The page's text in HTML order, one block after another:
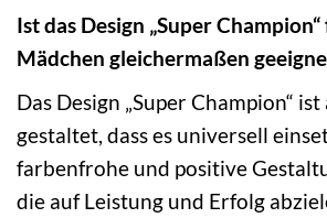
Ist das Design „Super
Mädchen gleichermaßen
Das Design „Super Champion“
gestaltet, dass es universell
farbenfrohe und positive
die auf Leistung und Erfolg